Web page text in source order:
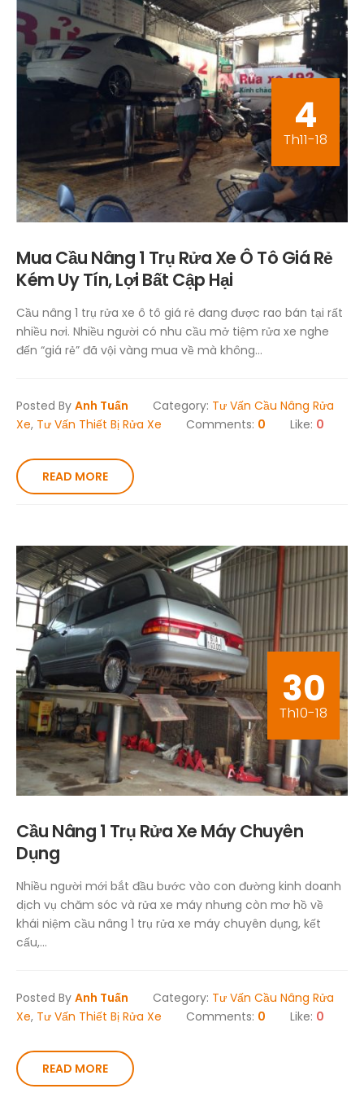
4
Th11-18
Mua Cầu Nâng 1 Trụ Rửa Xe Ô Tô Giá Rẻ
Kém Uy Tín, Lợi Bất Cập Hại
Cầu nâng 1 trụ rửa xe ô tô giá rẻ đang được rao bán tại rất
nhiều nơi. Nhiều người có nhu cầu mở tiệm rửa xe nghe
đến “giá rẻ” đã vội vàng mua về mà không...
Posted By Anh Tuấn Category: Tư Vấn Cầu Nâng Rửa
Xe, Tư Vấn Thiết Bị Rửa Xe Comments: 0 Like: 0
READ MORE
30
Th10-18
Cầu Nâng 1 Trụ Rửa Xe Máy Chuyên
Dụng
Nhiều người mới bắt đầu bước vào con đường kinh doanh
dịch vụ chăm sóc và rửa xe máy nhưng còn mơ hồ về
khái niệm cầu nâng 1 trụ rửa xe máy chuyên dụng, kết
cấu,...
Posted By Anh Tuấn Category: Tư Vấn Cầu Nâng Rửa
Xe, Tư Vấn Thiết Bị Rửa Xe Comments: 0 Like: 0
READ MORE